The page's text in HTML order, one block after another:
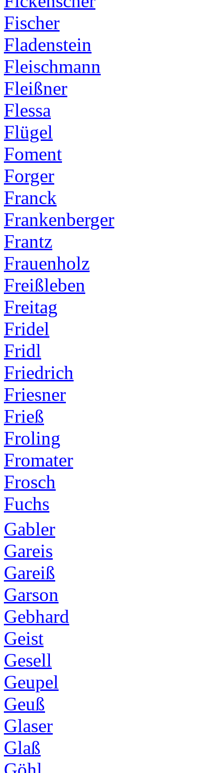
Fischer
Fladenstein
Fleischmann
Fleißner
Flessa
Flügel
Foment
Forger
Franck
Frankenberger
Frantz
Frauenholz
Freißleben
Freitag
Fridel
Fridl
Friedrich
Friesner
Frieß
Froling
Fromater
Frosch
Fuchs
Gabler
Gareis
Gareiß
Garson
Gebhard
Geist
Gesell
Geupel
Geuß
Glaser
Glaß